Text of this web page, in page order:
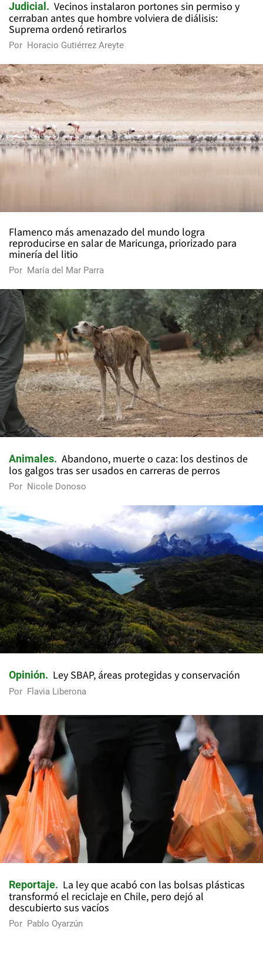
Judicial
Vecinos instalaron portones sin permiso y
cerraban antes que hombre volviera de diálisis:
Suprema ordenó retirarlos
Por Horacio Gutiérrez Areyte
Flamenco más amenazado del mundo logra
reproducirse en salar de Maricunga, priorizado para
minería del litio
Por María del Mar Parra
Animales
Abandono, muerte o caza: los destinos de
los galgos tras ser usados en carreras de perros
Por Nicole Donoso
Opinión Ley SBAP, áreas protegidas y conservación
Por Flavia Liberona
Reportaje
La ley que acabó con las bolsas plásticas
transformó el reciclaje en Chile, pero dejó al
descubierto sus vacíos
Por Pablo Oyarzún